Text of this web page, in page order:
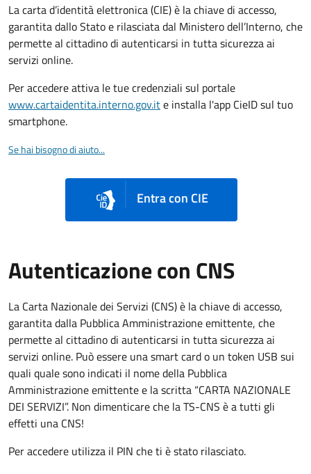
La carta d’identità elettronica (CIE) è la chiave di accesso,
garantita dallo Stato e rilasciata dal Ministero dell’Interno, che
permette al cittadino di autenticarsi in tutta sicurezza ai
servizi online.
Per accedere attiva le tue credenziali sul portale
www.cartaidentita.interno.gov.ite installa l'app CieID sul tuo
smartphone.
Se hai bisogno di aiuto...
Entra con CIE
Autenticazione con CNS
La Carta Nazionale dei Servizi (CNS) è la chiave di accesso,
garantita dalla Pubblica Amministrazione emittente, che
permette al cittadino di autenticarsi in tutta sicurezza ai
servizi online. Può essere una smart card o un token USB sui
quali quale sono indicati il nome della Pubblica
Amministrazione emittente e la scritta “CARTA NAZIONALE
DEI SERVIZI”. Non dimenticare che la TS-CNS è a tutti gli
effetti una CNS!
Per accedere utilizza il PIN che ti è stato rilasciato.